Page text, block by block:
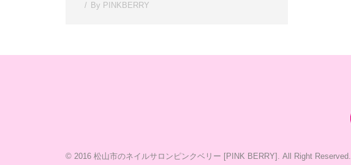
By PINKBERRY
© 2016 松山市のネイルサロンピンクベリー [PINK BERRY] . All Right Reserved.